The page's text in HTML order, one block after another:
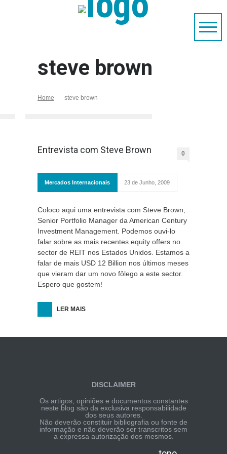
steve brown
Home steve brown
Entrevista com Steve Brown 0
Mercados Internacionais 23 de Junho, 2009
Coloco aqui uma entrevista com Steve Brown,
Senior Portfolio Manager da American Century
Investment Management. Podemos ouvi-lo
falar sobre as mais recentes equity offers no
sector de REIT nos Estados Unidos. Estamos a
falar de mais USD 12 Billion nos últimos meses
que vieram dar um novo fôlego a este sector.
Espero que gostem!
LER MAIS
DISCLAIMER
Os artigos, opiniões e documentos constantes
neste blog são da exclusiva responsabilidade
dos seus autores.
Não deverão constituir bibliografia ou fonte de
informação e não deverão ser transcritos sem
a expressa autorização dos mesmos.